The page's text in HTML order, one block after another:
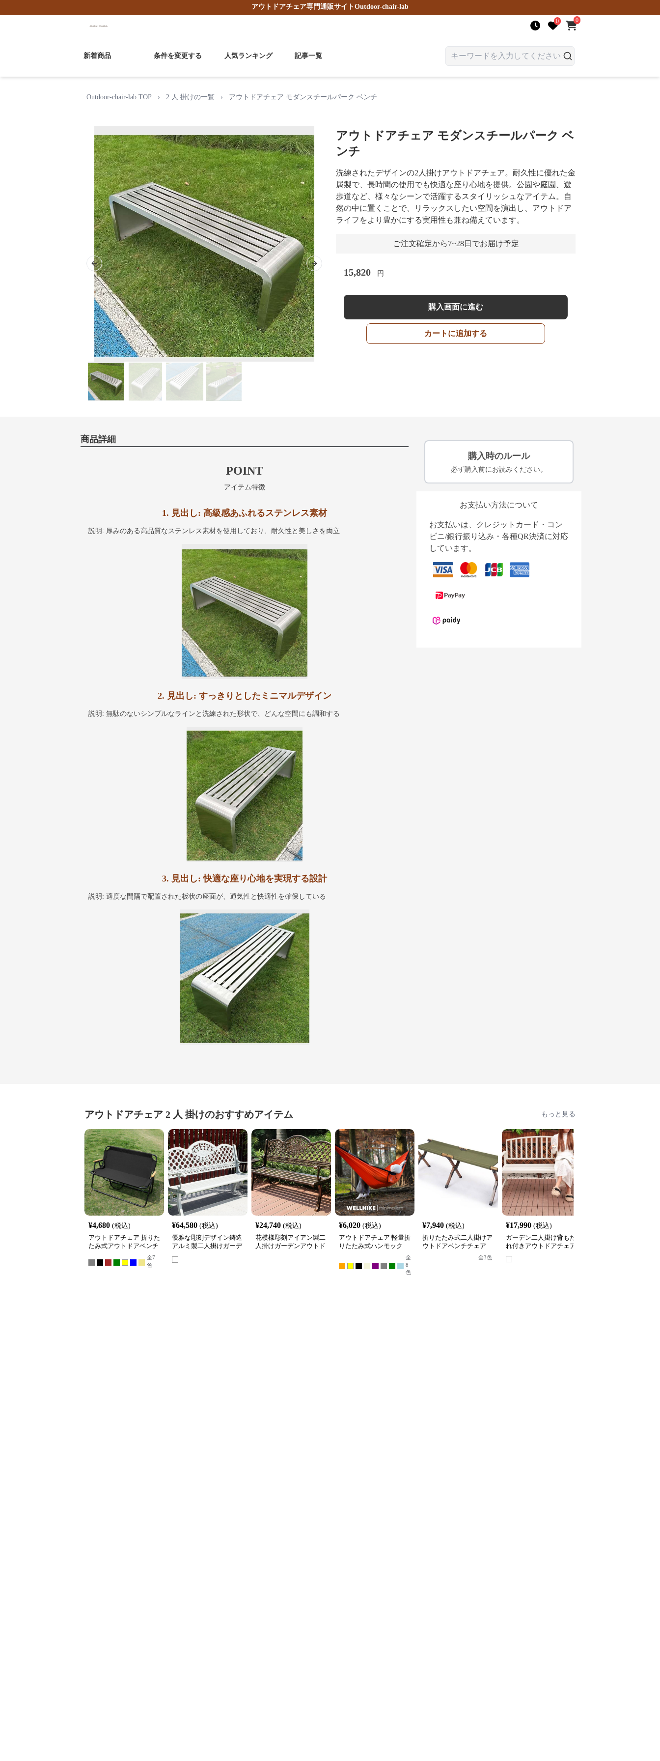
アウトドアチェア専門通販サイトOutdoor-chair-lab
0 0
新着商品 条件を変更する 人気ランキング 記事一覧
Outdoor-chair-lab TOP › 2 人 掛けの一覧 › アウトドアチェア モダンスチールパーク ベンチ
Previous slide Next slide
アウトドアチェア モダンスチールパーク ベ
ンチ
洗練されたデザインの2人掛けアウトドアチェア。耐久性に優れた金
属製で、長時間の使用でも快適な座り心地を提供。公園や庭園、遊
歩道など、様々なシーンで活躍するスタイリッシュなアイテム。自
然の中に置くことで、リラックスしたい空間を演出し、アウトドア
ライフをより豊かにする実用性も兼ね備えています。
ご注文確定から7~28日でお届け予定
15,820 円
購入画面に進む
カートに追加する
商品詳細
POINT
アイテム特徴
1. 見出し: 高級感あふれるステンレス素材
説明: 厚みのある高品質なステンレス素材を使用しており、耐久性と美しさを両立
2. 見出し: すっきりとしたミニマルデザイン
説明: 無駄のないシンプルなラインと洗練された形状で、どんな空間にも調和する
3. 見出し: 快適な座り心地を実現する設計
説明: 適度な間隔で配置された板状の座面が、通気性と快適性を確保している
購入時のルール
必ず購入前にお読みください。
お支払い方法について
お支払いは、クレジットカード・コン
ビニ/銀行振り込み・各種QR決済に対応
しています。
アウトドアチェア 2 人 掛けのおすすめアイテム もっと見る
¥4,680 (税込)
アウトドアチェア 折りた
たみ式アウトドアベンチ
全7
色
¥64,580 (税込)
優雅な彫刻デザイン鋳造
アルミ製二人掛けガーデ
チ
¥24,740 (税込)
花模様彫刻アイアン製二
人掛けガーデンアウトド
¥6,020 (税込)
アウトドアチェア 軽量折
りたたみ式ハンモック
全
8
色
¥7,940 (税込)
折りたたみ式二人掛けア
ウトドアベンチチェア
全3色
¥17,990 (税込)
ガーデン二人掛け背もた
れ付きアウトドアチェア